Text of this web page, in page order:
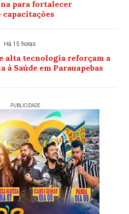
para fortalecer
capacitações
Há 15 horas
alta tecnologia reforçam a
à Saúde em Parauapebas
PUBLICIDADE